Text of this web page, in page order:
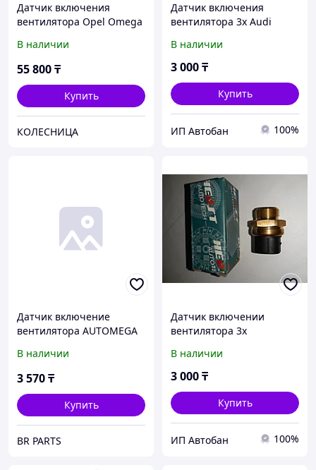
Датчик включения
вентилятора Opel Omega
В наличии
55 800₸
Купить
КОЛЕСНИЦА
Датчик включения
вентилятора 3x Audi
B3/Golf 3
В наличии
3 000₸
Купить
ИП Автобан 100%
Датчик включение
вентилятора AUTOMEGA
5i 3 2i 24V
В наличии
3 570₸
Купить
BR PARTS
Датчик включении
вентилятора 3x
3
В наличии
3 000₸
Купить
ИП Автобан 100%